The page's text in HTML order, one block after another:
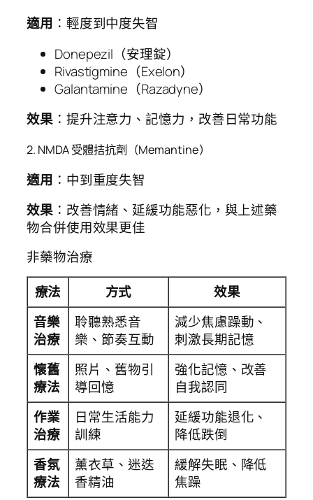
適用 ：輕度到中度失智
Donepezil（安理錠）
Rivastigmine（Exelon）
Galantamine（Razadyne）
效果：提升注意力、記憶力，改善日常功能
2. NMDA 受體拮抗劑（Memantine）
適用 ：中到重度失智
效果：改善情緒、延緩功能惡化，與上述藥
物合併使用效果更佳
非藥物治療
療法
方式
效果
音樂
治療
聆聽熟悉音
樂、節奏互動
減少焦慮躁動、
刺激長期記憶
懷舊
療法
照片、舊物引
導回憶
強化記憶、改善
自我認同
作業
治療
日常生活能力
訓練
延緩功能退化、
降低跌倒
香氛
療法
薰衣草、迷迭
香精油
緩解失眠、降低
焦躁